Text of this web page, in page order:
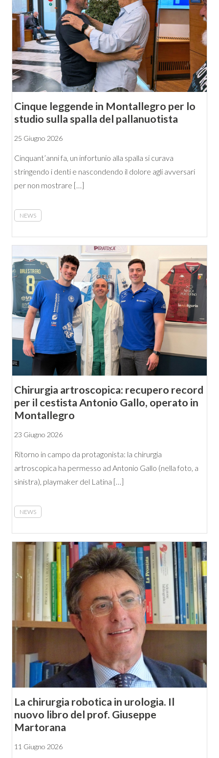
Cinque leggende in Montallegro per lo
studio sulla spalla del pallanuotista
25 Giugno 2026
Cinquant’anni fa, un infortunio alla spalla si curava
stringendo i denti e nascondendo il dolore agli avversari
per non mostrare […]
NEWS
Chirurgia artroscopica: recupero record
per il cestista Antonio Gallo, operato in
Montallegro
23 Giugno 2026
Ritorno in campo da protagonista: la chirurgia
artroscopica ha permesso ad Antonio Gallo (nella foto, a
sinistra), playmaker del Latina […]
NEWS
La chirurgia robotica in urologia. Il
nuovo libro del prof. Giuseppe
Martorana
11 Giugno 2026